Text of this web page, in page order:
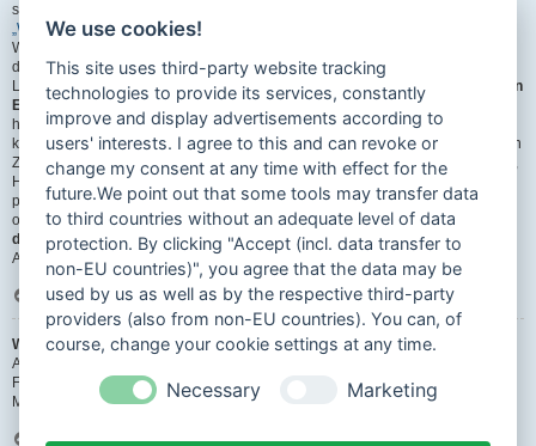
solltest du den Besitzer der Domain kontaktieren (führe dazu eine
„WHOIS“-Abfragedurch) oder — falls diese Seite bei einem kostenlosen
Webhoster wie z. B. Yahoo!, free.fr, funpic.de usw. liegt — den Support oder
den Abuse-Kontakt des betreffenden Dienstes. Bitte beachte, dass phpBB
Limited (phpBB.com) und phpBB Deutschland e. V. (phpBB.de) absolut keinen
Einfluss auf die Benutzung oder den oder die Benutzer der Forensoftware
haben und dafür in keiner Weise zur Verantwortung herangezogen werden
können. Kontaktiere daher nie phpBB Limited oder phpBB Deutschland e. V. in
Zusammenhang mit jeglichen juristischen Fragen (Unterlassungserklärungen,
Haftungsfragen usw.), die
sich nicht direkt
phpbb.de oder die phpBB-Software selbst beziehen. Falls du phpBB Limited
oder phpBB Deutschland e. V. E-Mails schreibst, die dieSoftwarenutzung
durch Drittebetreffen, so wirst du, wenn überhaupt, höchstens eine knappe
Antwort erhalten.
Nach oben
Wie kann ich einen Administrator des Boards kontaktieren?
Alle Benutzer des Boards können das Kontaktformular nutzen, wenn die
Funktion durch die Board-Administration aktiviert wurde.
Mitglieder des Boards können zusätzlich den Link „Das Team“ verwenden.
Nach oben
We use cookies!
This site uses third-party website tracking
technologies to provide its services, constantly
improve and display advertisements according to
users' interests. I agree to this and can revoke or
change my consent at any time with effect for the
future.We point out that some tools may transfer data
to third countries without an adequate level of data
protection. By clicking "Accept (incl. data transfer to
non-EU countries)", you agree that the data may be
used by us as well as by the respective third-party
providers (also from non-EU countries). You can, of
course, change your cookie settings at any time.
Necessary Marketing